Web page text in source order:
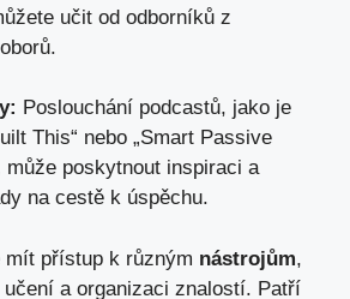
učit od odborníků z
Poslouchání podcastů, jako je
This“ nebo „Smart Passive
může poskytnout inspiraci a
na cestě k úspěchu.
mít přístup k různým nástrojům,
a organizaci znalostí. Patří